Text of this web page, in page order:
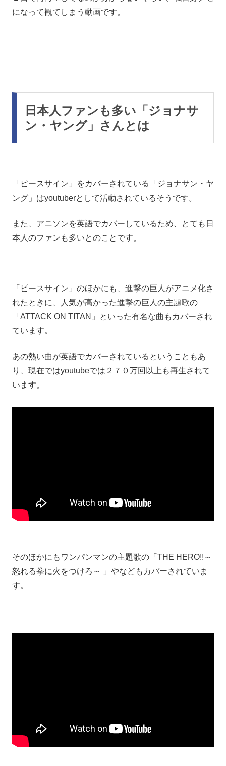
になって観てしまう動画です。
日本人ファンも多い「ジョナサ
ン・ヤング」さんとは
「ピースサイン」をカバーされている「ジョナサン・ヤ
ング」はyoutuberとして活動されているそうです。
また、アニソンを英語でカバーしているため、とても日
本人のファンも多いとのことです。
「ピースサイン」のほかにも、進撃の巨人がアニメ化さ
れたときに、人気が高かった進撃の巨人の主題歌の
「ATTACK ON TITAN」といった有名な曲もカバーされ
ています。
あの熱い曲が英語でカバーされているということもあ
り、現在ではyoutubeでは２７０万回以上も再生されて
います。
そのほかにもワンパンマンの主題歌の「THE HERO!!～
怒れる拳に火をつけろ～ 」やなどもカバーされていま
す。